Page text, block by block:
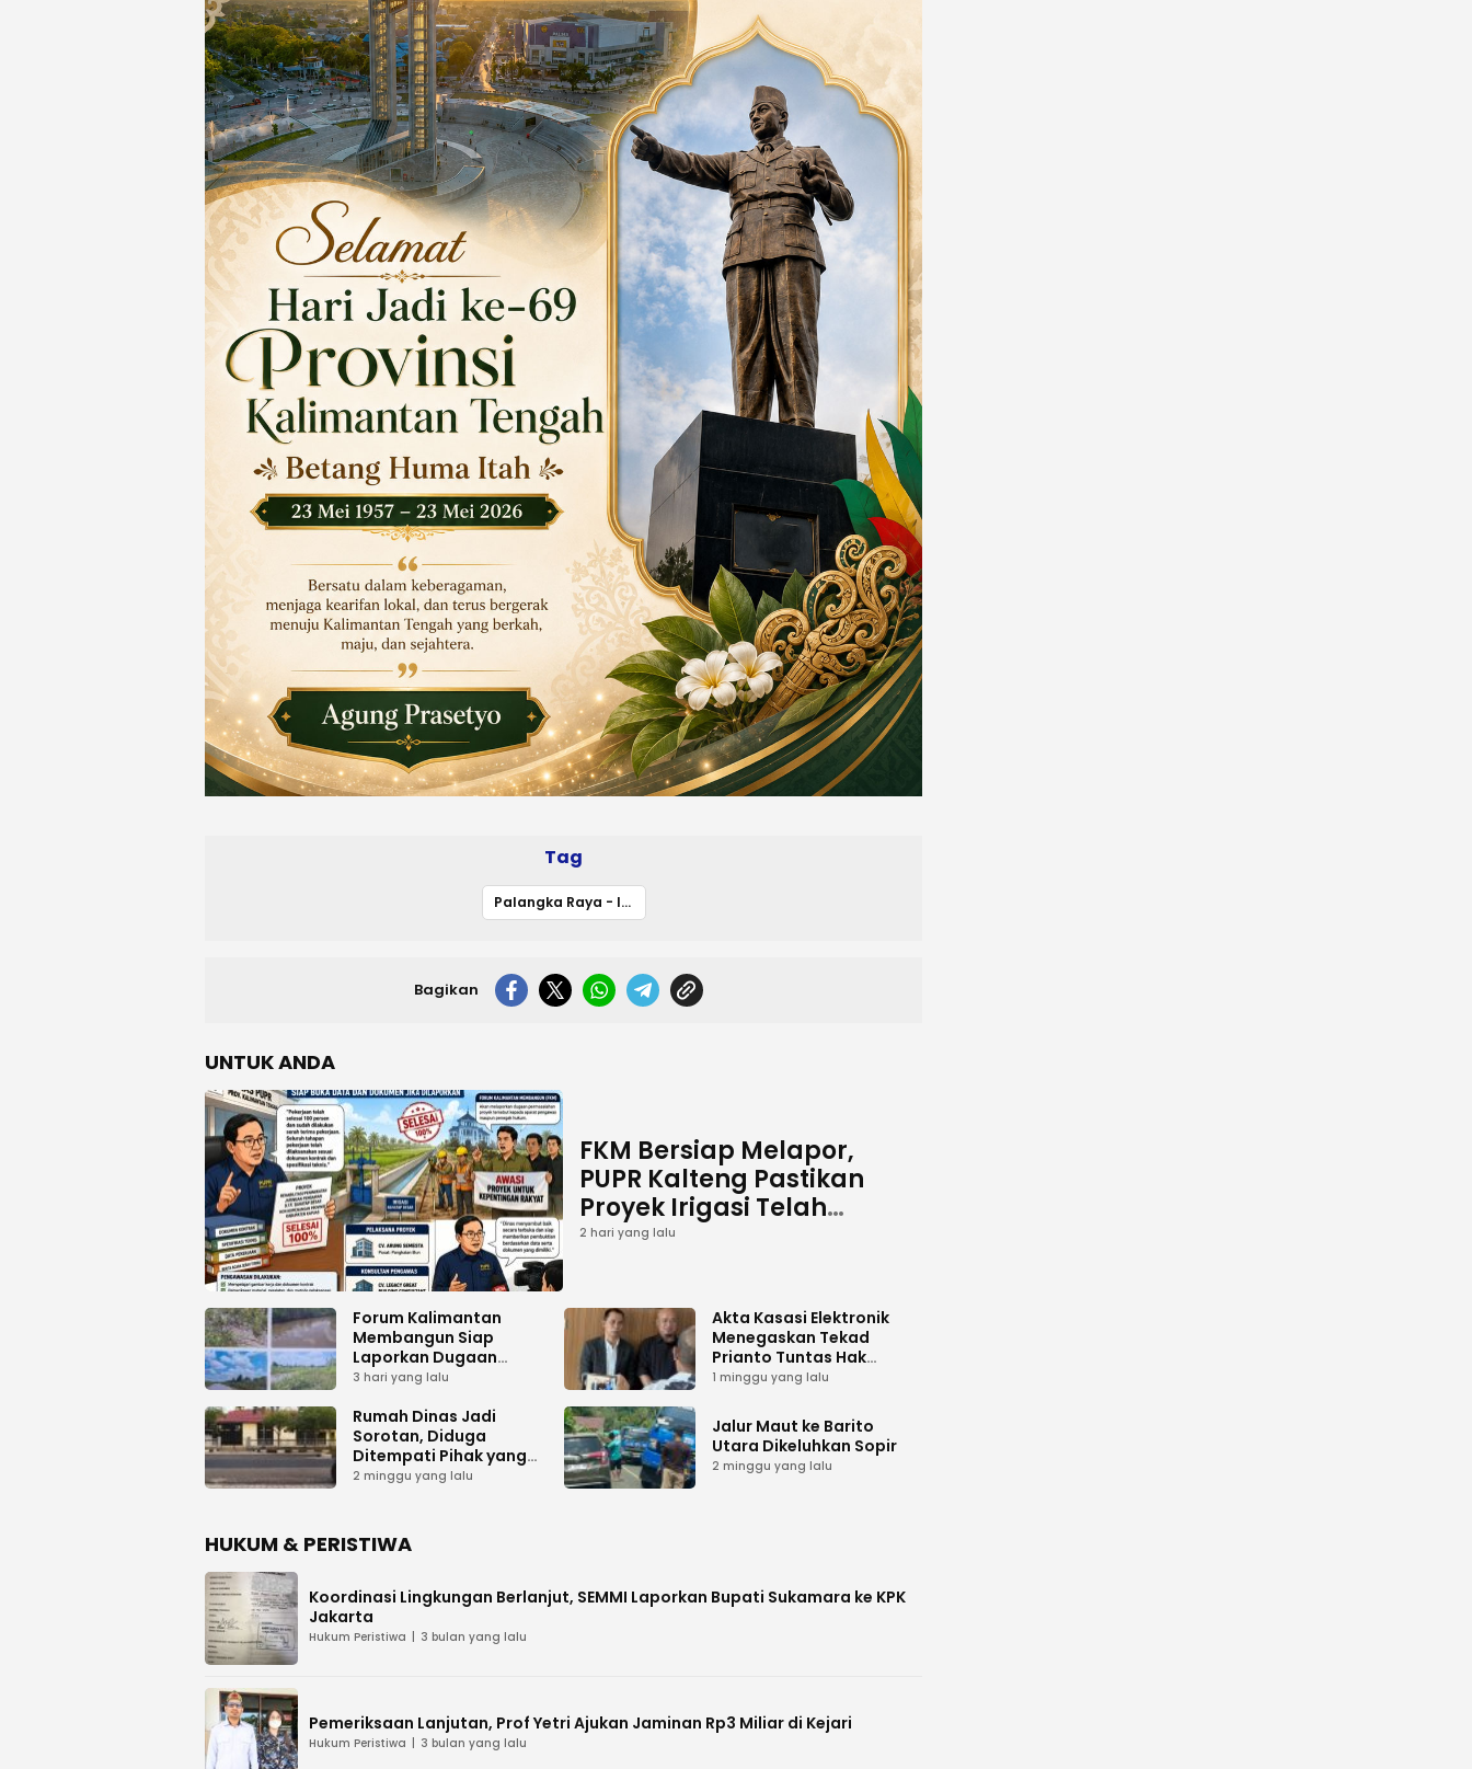
Tag
Palangka Raya - Ikatan Wartawan Online (IWO) Kalimantan Tengah resmi memasuki babak kepemimpinan baru.
Bagikan
UNTUK ANDA
FKM Bersiap Melapor,
PUPR Kalteng Pastikan
Proyek Irigasi Telah
Tuntas
2 hari yang lalu
Forum Kalimantan
Membangun Siap
Laporkan Dugaan
Proyek Bermasalah
3 hari yang lalu
Akta Kasasi Elektronik
Menegaskan Tekad
Prianto Tuntas Hak
Lahan ke Mahkamah
1 minggu yang lalu
Rumah Dinas Jadi
Sorotan, Diduga
Ditempati Pihak yang
Tak Berhak
2 minggu yang lalu
Jalur Maut ke Barito
Utara Dikeluhkan Sopir
2 minggu yang lalu
HUKUM & PERISTIWA
Koordinasi Lingkungan Berlanjut, SEMMI Laporkan Bupati Sukamara ke KPK
Jakarta
Hukum Peristiwa 3 bulan yang lalu
Pemeriksaan Lanjutan, Prof Yetri Ajukan Jaminan Rp3 Miliar di Kejari
Hukum Peristiwa 3 bulan yang lalu